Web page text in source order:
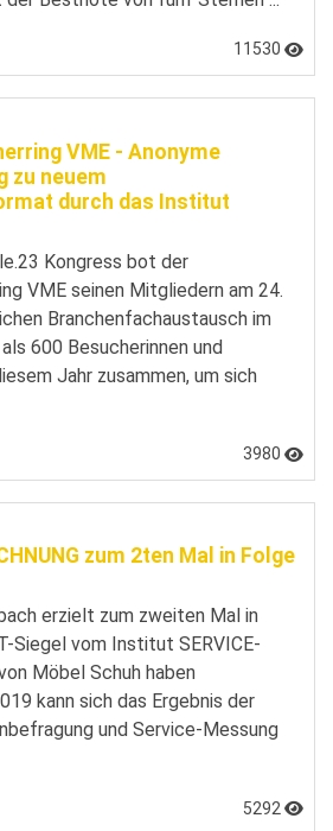
11530
VME - Anonyme
zu neuem
durch das Institut
Kongress bot der
VME seinen Mitgliedern am 24.
Branchenfachaustausch im
600 Besucherinnen und
Jahr zusammen, um sich
3980
zum 2ten Mal in Folge
erzielt zum zweiten Mal in
Siegel vom Institut SERVICE-
Möbel Schuh haben
kann sich das Ergebnis der
und Service-Messung
5292